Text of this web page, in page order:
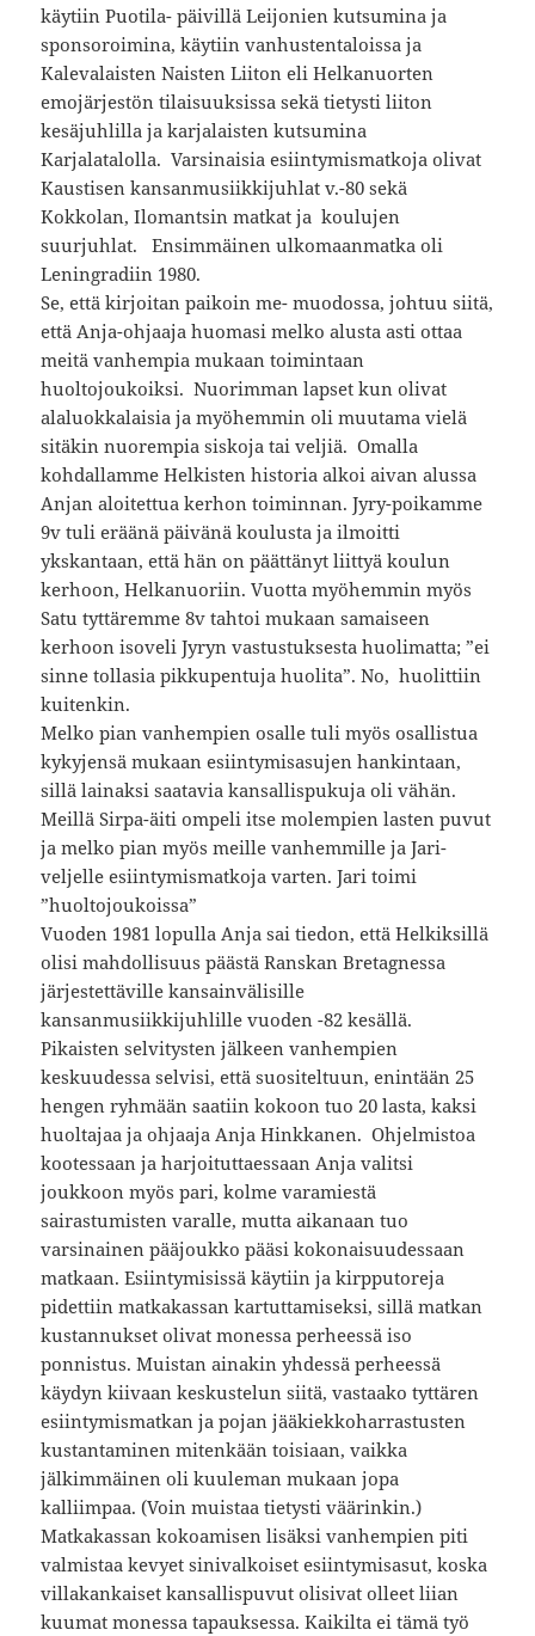
käytiin Puotila- päivillä Leijonien kutsumina ja
sponsoroimina, käytiin vanhustentaloissa ja
Kalevalaisten Naisten Liiton eli Helkanuorten
emojärjestön tilaisuuksissa sekä tietysti liiton
kesäjuhlilla ja karjalaisten kutsumina
Karjalatalolla. Varsinaisia esiintymismatkoja olivat
Kaustisen kansanmusiikkijuhlat v.-80 sekä
Kokkolan, Ilomantsin matkat ja koulujen
suurjuhlat. Ensimmäinen ulkomaanmatka oli
Leningradiin 1980.
Se, että kirjoitan paikoin me- muodossa, johtuu siitä,
että Anja-ohjaaja huomasi melko alusta asti ottaa
meitä vanhempia mukaan toimintaan
huoltojoukoiksi. Nuorimman lapset kun olivat
alaluokkalaisia ja myöhemmin oli muutama vielä
sitäkin nuorempia siskoja tai veljiä. Omalla
kohdallamme Helkisten historia alkoi aivan alussa
Anjan aloitettua kerhon toiminnan. Jyry-poikamme
9v tuli eräänä päivänä koulusta ja ilmoitti
ykskantaan, että hän on päättänyt liittyä koulun
kerhoon, Helkanuoriin. Vuotta myöhemmin myös
Satu tyttäremme 8v tahtoi mukaan samaiseen
kerhoon isoveli Jyryn vastustuksesta huolimatta; ”ei
sinne tollasia pikkupentuja huolita”. No, huolittiin
kuitenkin.
Melko pian vanhempien osalle tuli myös osallistua
kykyjensä mukaan esiintymisasujen hankintaan,
sillä lainaksi saatavia kansallispukuja oli vähän.
Meillä Sirpa-äiti ompeli itse molempien lasten puvut
ja melko pian myös meille vanhemmille ja Jari-
veljelle esiintymismatkoja varten. Jari toimi
”huoltojoukoissa”
Vuoden 1981 lopulla Anja sai tiedon, että Helkiksillä
olisi mahdollisuus päästä Ranskan Bretagnessa
järjestettäville kansainvälisille
kansanmusiikkijuhlille vuoden -82 kesällä.
Pikaisten selvitysten jälkeen vanhempien
keskuudessa selvisi, että suositeltuun, enintään 25
hengen ryhmään saatiin kokoon tuo 20 lasta, kaksi
huoltajaa ja ohjaaja Anja Hinkkanen. Ohjelmistoa
kootessaan ja harjoituttaessaan Anja valitsi
joukkoon myös pari, kolme varamiestä
sairastumisten varalle, mutta aikanaan tuo
varsinainen pääjoukko pääsi kokonaisuudessaan
matkaan. Esiintymisissä käytiin ja kirpputoreja
pidettiin matkakassan kartuttamiseksi, sillä matkan
kustannukset olivat monessa perheessä iso
ponnistus. Muistan ainakin yhdessä perheessä
käydyn kiivaan keskustelun siitä, vastaako tyttären
esiintymismatkan ja pojan jääkiekkoharrastusten
kustantaminen mitenkään toisiaan, vaikka
jälkimmäinen oli kuuleman mukaan jopa
kalliimpaa. (Voin muistaa tietysti väärinkin.)
Matkakassan kokoamisen lisäksi vanhempien piti
valmistaa kevyet sinivalkoiset esiintymisasut, koska
villakankaiset kansallispuvut olisivat olleet liian
kuumat monessa tapauksessa. Kaikilta ei tämä työ